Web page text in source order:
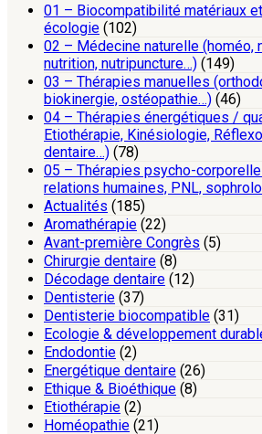
01 – Biocompatibilité matériaux
écologie (102)
02 – Médecine naturelle (homéo,
nutrition, nutripuncture…) (149)
03 – Thérapies manuelles
biokinergie, ostéopathie…) (46)
04 – Thérapies énergétiques /
Etiothérapie, Kinésiologie,
dentaire…) (78)
05 – Thérapies psycho-
relations humaines, PNL,
Actualités (185)
Aromathérapie (22)
Avant-première Congrès (5)
Chirurgie dentaire (8)
Décodage dentaire (12)
Dentisterie (37)
Dentisterie biocompatible (31)
Ecologie & développement
Endodontie (2)
Energétique dentaire (26)
Ethique & Bioéthique (8)
Etiothérapie (2)
Homéopathie (21)